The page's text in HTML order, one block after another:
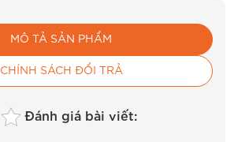
MÔ TẢ SẢN PHẨM
CHÍNH SÁCH ĐỔI TRẢ
Đánh giá bài viết: